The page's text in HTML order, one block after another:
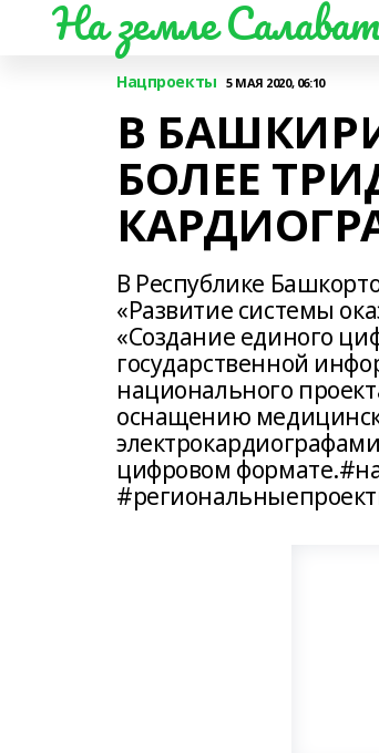
На земле
Нацпроекты 5 МАЯ 2020, 06:10
В
БОЛЕЕ
В Республике
«Развитие системы
«Создание единого
государственной
национального
оснащению
цифровом